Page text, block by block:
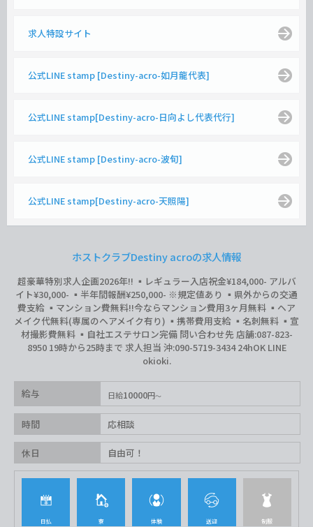
求人特設サイト
公式LINE stamp [Destiny-acro-如月龍代表]
公式LINE stamp[Destiny-acro-日向よし代表代行]
公式LINE stamp [Destiny-acro-波旬]
公式LINE stamp[Destiny-acro-天照陽]
ホストクラブDestiny acroの求人情報
超豪華特別求人企画2026年‼︎ ▪️レギュラー入店祝金¥184,000- アルバ
イト¥30,000- ▪️半年間報酬¥250,000- ※規定値あり ▪️県外からの交通
費支給 ▪️マンション費無料‼︎今ならマンション費用3ヶ月無料 ▪️ヘア
メイク代無料(専属のヘアメイク有り) ▪️携帯費用支給 ▪️名刺無料 ▪️宣
材撮影費無料 ▪️自社エステサロン完備 問い合わせ先 店舗:087-823-
8950 19時から25時まで 求人担当 沖:090-5719-3434 24hOK LINE
okioki.
給与 日給10000円
時間 応相談
休日 自由可！
日払 寮 体験 送迎 制服